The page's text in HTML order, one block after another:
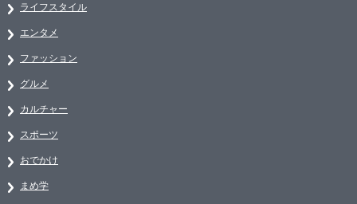
ライフスタイル
エンタメ
ファッション
グルメ
カルチャー
スポーツ
おでかけ
まめ学